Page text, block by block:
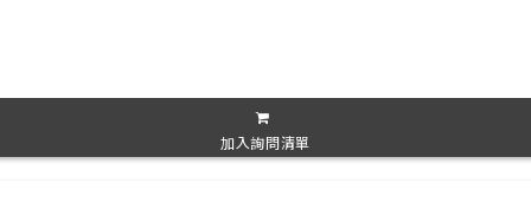
加入詢問清單